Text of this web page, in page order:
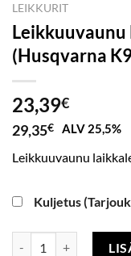
LEIKKURIT
(Husqvarna
23,39€
29,35€ ALV 25,5%
Leikkuuvaunu
Kuljetus
Leikkuuvaunu